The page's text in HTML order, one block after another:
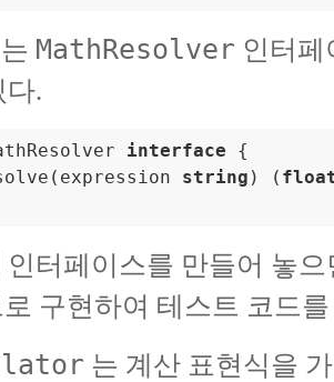
MathResolver 인터페
다.
interface {
string ) (
인터페이스를 만들어 놓
로 구현하여 테스트 코드
는 계산 표현식을